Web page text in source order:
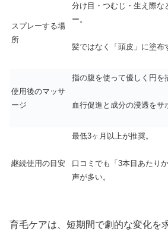
スプレーする場
所
分け目・つむじ・生え際な
ー。
髪ではなく「頭皮」に塗布
使用後のマッサ
ージ
指の腹を使って優しく円を
血行促進と成分の浸透をサ
継続使用の目安
最低3ヶ月以上が推奨。
口コミでも「3本目あたり
声が多い。
育毛ケアは、短期間で劇的な変化を